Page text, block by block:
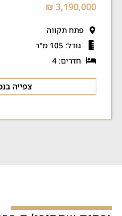
3,190,000 ₪
פתח תקווה
גודל: 105 מ"ר
חדרים: 4
צפייה